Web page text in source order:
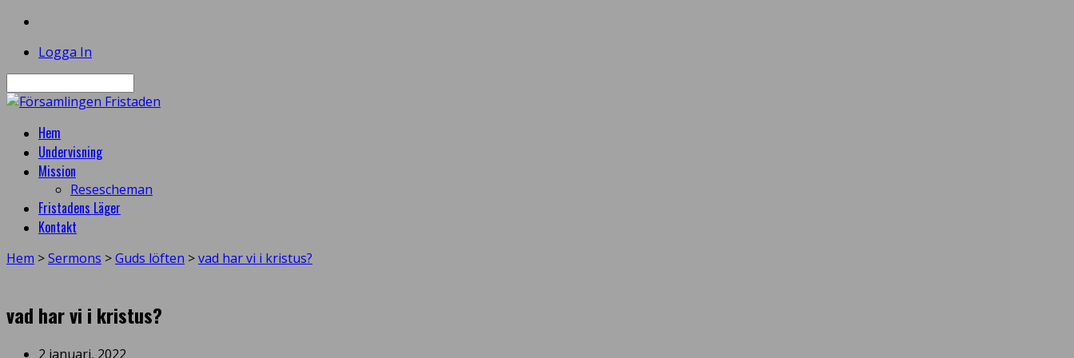
Logga In
Hem
Undervisning
Mission
Resescheman
Fristadens Läger
Kontakt
Hem >Sermons >Guds löften >vad har vi i kristus?
vad har vi i kristus?
2 januari, 2022